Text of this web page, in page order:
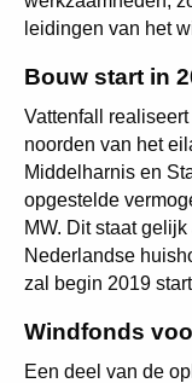
leidingen van het
Bouw start in
Vattenfall
noorden van het
Middelharnis en
opgestelde
MW. Dit staat
Nederlandse
zal begin 2019
Windfonds
Een deel van de